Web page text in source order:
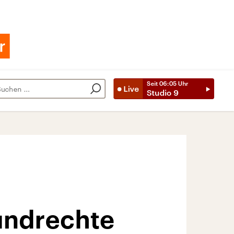
Live
Seit 06:05 Uhr
Studio 9